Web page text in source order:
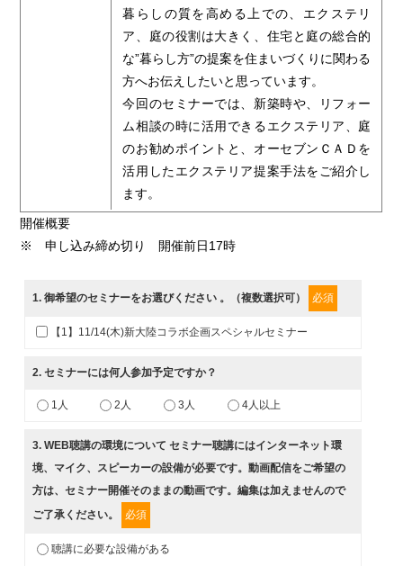
暮らしの質を高める上での、エクステリ
ア、庭の役割は大きく、住宅と庭の総合的
な”暮らし方”の提案を住まいづくりに関わる
方へお伝えしたいと思っています。
今回のセミナーでは、新築時や、リフォー
ム相談の時に活用できるエクステリア、庭
のお勧めポイントと、オーセブンＣＡＤを
活用したエクステリア提案手法をご紹介し
ます。
開催概要
※ 申し込み締め切り 開催前日17時
1. 御希望のセミナーをお選びください 。（複数選択可） 必須
【1】11/14(木)新大陸コラボ企画スペシャルセミナー
2. セミナーには何人参加予定ですか？
1人 2人 3人 4人以上
3. WEB聴講の環境について セミナー聴講にはインターネット環
境、マイク、スピーカーの設備が必要です。動画配信をご希望の
方は、セミナー開催そのままの動画です。編集は加えませんので
ご了承ください。
必須
聴講に必要な設備がある